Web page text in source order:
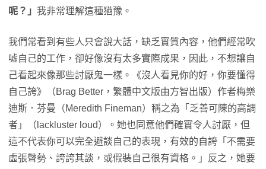
呢？」 我非常理解這種猶豫。
我們常看到有些人只會說大話，缺乏實質內容，他們經常吹
噓自己的工作，卻好像沒有太多實際成果，因此，不想讓自
己看起來像那些討厭鬼一樣。《沒人看見你的好，你要懂得
自己誇》（Brag Better，繁體中文版由方智出版）作者梅樂
迪斯．芬曼（Meredith Fineman）稱之為「乏善可陳的高調
者」（lackluster loud）。她也同意他們確實令人討厭，但
這不代表你可以完全避談自己的表現，有效的自誇「不需要
虛張聲勢、誇誇其談，或假裝自己很有資格。」反之，她要